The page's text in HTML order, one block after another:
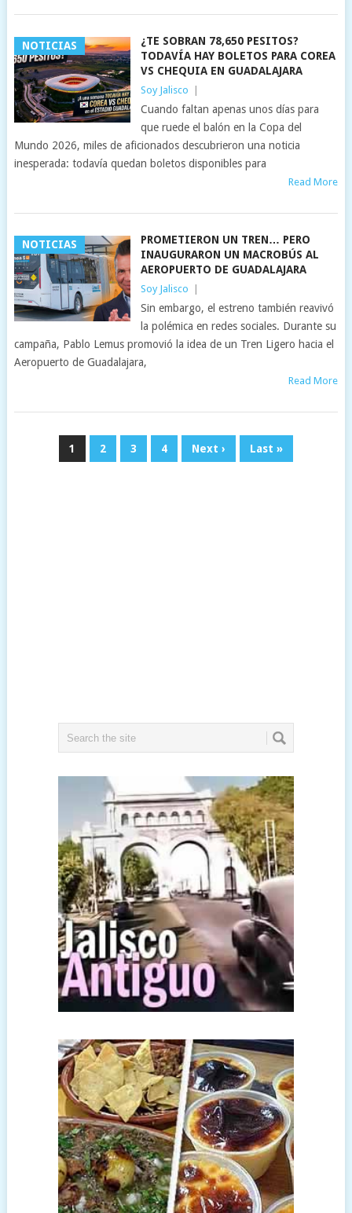
NOTICIAS
¿TE SOBRAN 78,650 PESITOS?
TODAVÍA HAY BOLETOS PARA COREA
VS CHEQUIA EN GUADALAJARA
Soy Jalisco
Cuando faltan apenas unos días para
que ruede el balón en la Copa del
Mundo 2026, miles de aficionados descubrieron una noticia
inesperada: todavía quedan boletos disponibles para
Read More
NOTICIAS
PROMETIERON UN TREN… PERO
INAUGURARON UN MACROBÚS AL
AEROPUERTO DE GUADALAJARA
Soy Jalisco
Sin embargo, el estreno también reavivó
la polémica en redes sociales. Durante su
campaña, Pablo Lemus promovió la idea de un Tren Ligero hacia el
Aeropuerto de Guadalajara,
Read More
1 2 3 4 Next › Last »